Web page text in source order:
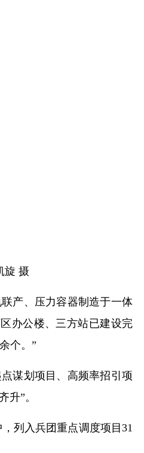
旋 摄
产、压力容器制造于一体
办公楼、三方站已建设完
个。”
谋划项目、高频率招引项
升”。
列入兵团重点调度项目31